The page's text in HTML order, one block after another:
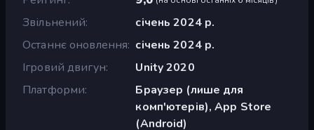
Звільнений
січень 2024 р.
Останнє оновлення січень 2024 р.
Ігровий двигун
Unity 2020
Платформи
Браузер (лише для
комп'ютерів), App Store
(Android)